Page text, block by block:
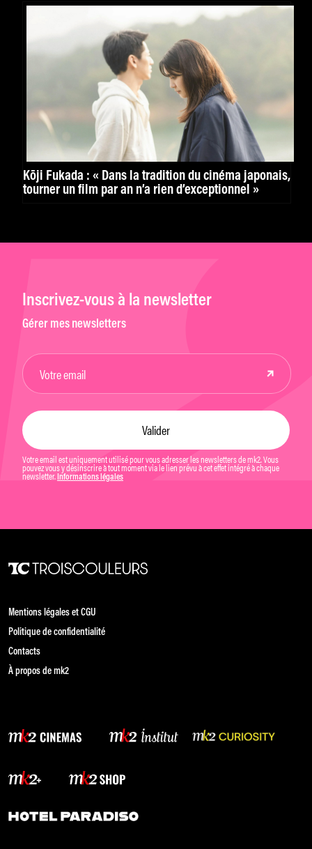
Kōji Fukada : « Dans la tradition du cinéma japonais,
tourner un film par an n’a rien d’exceptionnel »
Inscrivez-vous à la newsletter
Gérer mes newsletters
Votre email est uniquement utilisé pour vous adresser les newsletters de mk2. Vous
pouvez vous y désinscrire à tout moment via le lien prévu à cet effet intégré à chaque
newsletter. Informations légales
Mentions légales et CGU
Politique de confidentialité
Contacts
À propos de mk2